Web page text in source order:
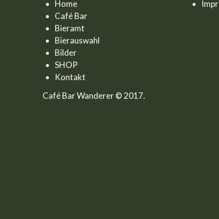
Home
Café Bar
Bieramt
Bierauswahl
Bilder
SHOP
Kontakt
Café Bar Wanderer © 2017.